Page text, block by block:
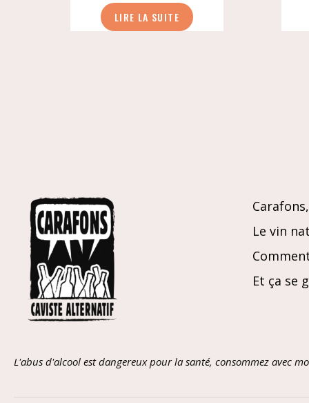
LIRE LA SUITE
Le vin
Et ça se
L'abus d'alcool est dangereux pour la santé, consommez avec